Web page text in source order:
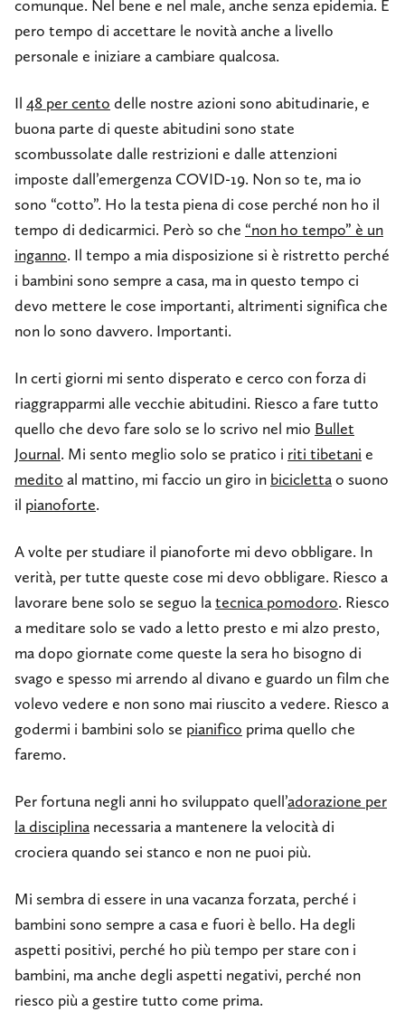
comunque. Nel bene e nel male, anche senza epidemia. È
pero tempo di accettare le novità anche a livello
personale e iniziare a cambiare qualcosa.
Il 48 per cento delle nostre azioni sono abitudinarie, e
buona parte di queste abitudini sono state
scombussolate dalle restrizioni e dalle attenzioni
imposte dall’emergenza COVID-19. Non so te, ma io
sono “cotto”. Ho la testa piena di cose perché non ho il
tempo di dedicarmici. Però so che “non ho tempo” è un
inganno. Il tempo a mia disposizione si è ristretto perché
i bambini sono sempre a casa, ma in questo tempo ci
devo mettere le cose importanti, altrimenti significa che
non lo sono davvero. Importanti.
In certi giorni mi sento disperato e cerco con forza di
riaggrapparmi alle vecchie abitudini. Riesco a fare tutto
quello che devo fare solo se lo scrivo nel mio Bullet
Journal. Mi sento meglio solo se pratico i riti tibetani e
medito al mattino, mi faccio un giro in biciclettao suono
il pianoforte.
A volte per studiare il pianoforte mi devo obbligare. In
verità, per tutte queste cose mi devo obbligare. Riesco a
lavorare bene solo se seguo latecnica pomodoro. Riesco
a meditare solo se vado a letto presto e mi alzo presto,
ma dopo giornate come queste la sera ho bisogno di
svago e spesso mi arrendo al divano e guardo un film che
volevo vedere e non sono mai riuscito a vedere. Riesco a
godermi i bambini solo se pianifico prima quello che
faremo.
Per fortuna negli anni ho sviluppato quell’adorazione per
la disciplina necessaria a mantenere la velocità di
crociera quando sei stanco e non ne puoi più.
Mi sembra di essere in una vacanza forzata, perché i
bambini sono sempre a casa e fuori è bello. Ha degli
aspetti positivi, perché ho più tempo per stare con i
bambini, ma anche degli aspetti negativi, perché non
riesco più a gestire tutto come prima.